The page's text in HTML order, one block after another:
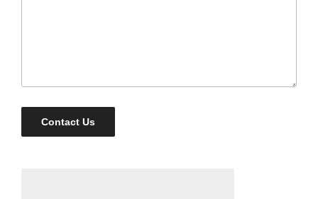
Contact Us